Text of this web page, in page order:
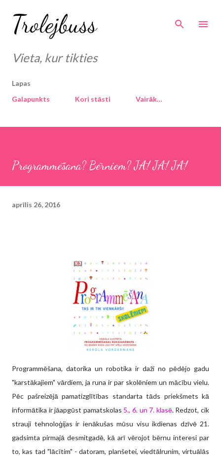
Trolejbuss
Vieta, kur tikties
Lapas
Galapunkts
Kori stāsti Vairāk…
Programmēšana? Bērniem? JĀ! JĀ! JĀ!
aprīlis 26, 2016
Programmēšana, datorika un robotika ir daži no pēdējo gadu
"karstākajiem" vārdiem, ja runa ir par skolēniem un mācību vielu.
Pēc pašreizējā pamatizglītības standarta tāds priekšmets kā
informātika ir jāapgūst pamatskolas 5., 6. un 7. klasē. Redzot, cik
strauji tehnoloģijas ir ienākušas mūsu visu ikdienas dzīvē 21.
gadsimta pirmajā desmitgadē, kā arī vērojot bērnu interesi par
to, kas tad "lācītim" - datoram, planšetei, viedtālrunim, virtuālās